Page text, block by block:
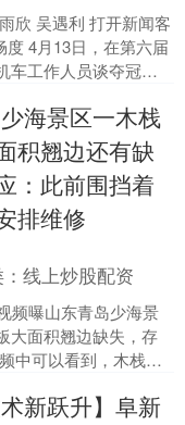
欣 吴遇利 打开新闻客
度 4月13日，在第六届
车工作人员谈夺冠。
海景区一木栈
积翘边还有缺
：此前围挡着
排维修
：线上炒股配资
频曝山东青岛少海景
大面积翘边缺失，存
中可以看到，木栈道
到有....
新跃升】阜新